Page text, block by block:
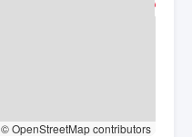
© OpenStreetMap contributors